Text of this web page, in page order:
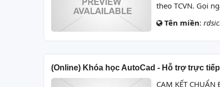
theo TCVN. Gọi
Tên miền:
(Online) Khóa học AutoCad - Hỗ trợ trực
CAM KẾT